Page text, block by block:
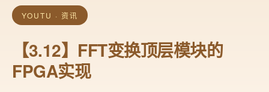
YOUTU · 资讯
【3.12】FFT变换顶层模块的
FPGA实现